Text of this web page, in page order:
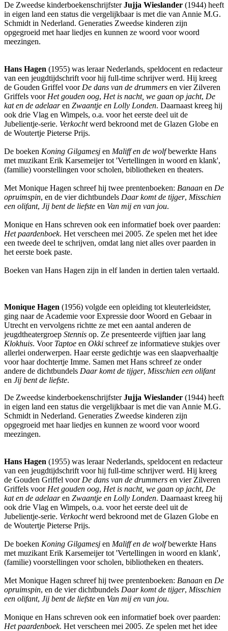
De Zweedse kinderboekenschrijfsterJujja Wieslander (1944) heeft
in eigen land een status die vergelijkbaar is met die van Annie M.G.
Schmidt in Nederland. Generaties Zweedse kinderen zijn
opgegroeid met haar liedjes en kunnen ze woord voor woord
meezingen.
Hans Hagen (1955) was leraar Nederlands, speldocent en redacteur
van een jeugdtijdschrift voor hij full-time schrijver werd. Hij kreeg
de Gouden Griffel voorDe dans van de drummers en vier Zilveren
Griffels voorHet gouden oog, Het is nacht, we gaan op jacht, De
kat en de adelaaren Zwaantje en Lolly Londen. Daarnaast kreeg hij
ook drie Vlag en Wimpels, o.a. voor het eerste deel uit de
Jubelientje-serie. Verkochtwerd bekroond met de Glazen Globe en
de Woutertje Pieterse Prijs.
De boeken Koning Gilgamesj en Maliff en de wolfbewerkte Hans
met muzikant Erik Karsemeijer tot 'Vertellingen in woord en klank',
(familie) voorstellingen voor scholen, bibliotheken en theaters.
Met Monique Hagen schreef hij twee prentenboeken: Banaan en De
opruimspin, en de vier dichtbundels Daar komt de tijger, Misschien
een olifant, Jij bent de liefste en Van mij en van jou.
Monique en Hans schreven ook een informatief boek over paarden:
Het paardenboek. Het verscheen mei 2005. Ze spelen met het idee
een tweede deel te schrijven, omdat lang niet alles over paarden in
het eerste boek paste.
Boeken van Hans Hagen zijn in elf landen in dertien talen vertaald.
Monique Hagen (1956) volgde een opleiding tot kleuterleidster,
ging naar de Academie voor Expressie door Woord en Gebaar in
Utrecht en vervolgens richtte ze met een aantal anderen de
jeugdtheatergroep Stennis op. Ze presenteerde vijftien jaar lang
Klokhuis. Voor Taptoe en Okki schreef ze informatieve stukjes over
allerlei onderwerpen. Haar eerste gedichtje was een slaapverhaaltje
voor haar dochtertje Imme. Samen met Hans schreef ze onder
andere de dichtbundels Daar komt de tijger, Misschien een olifant
en Jij bent de liefste.
De Zweedse kinderboekenschrijfsterJujja Wieslander (1944) heeft
in eigen land een status die vergelijkbaar is met die van Annie M.G.
Schmidt in Nederland. Generaties Zweedse kinderen zijn
opgegroeid met haar liedjes en kunnen ze woord voor woord
meezingen.
Hans Hagen (1955) was leraar Nederlands, speldocent en redacteur
van een jeugdtijdschrift voor hij full-time schrijver werd. Hij kreeg
de Gouden Griffel voorDe dans van de drummers en vier Zilveren
Griffels voorHet gouden oog, Het is nacht, we gaan op jacht, De
kat en de adelaaren Zwaantje en Lolly Londen. Daarnaast kreeg hij
ook drie Vlag en Wimpels, o.a. voor het eerste deel uit de
Jubelientje-serie. Verkochtwerd bekroond met de Glazen Globe en
de Woutertje Pieterse Prijs.
De boeken Koning Gilgamesj en Maliff en de wolfbewerkte Hans
met muzikant Erik Karsemeijer tot 'Vertellingen in woord en klank',
(familie) voorstellingen voor scholen, bibliotheken en theaters.
Met Monique Hagen schreef hij twee prentenboeken: Banaan en De
opruimspin, en de vier dichtbundels Daar komt de tijger, Misschien
een olifant, Jij bent de liefste en Van mij en van jou.
Monique en Hans schreven ook een informatief boek over paarden:
Het paardenboek. Het verscheen mei 2005. Ze spelen met het idee